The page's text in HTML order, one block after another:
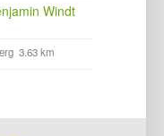
Windt
3.63 km